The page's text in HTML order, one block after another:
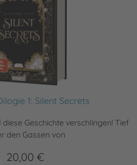
1: Silent Secrets
Geschichte verschlingen! Tief
den Gassen von
20,00 €